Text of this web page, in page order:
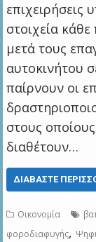
επιχειρήσεις
στοιχεία
μετά τους
αυτοκινήτου
παίρνουν οι
στους
διαθέτουν…
ΔΙΑΒΆΣΤΕ
Οικονομία
φοροδιαφυγής,